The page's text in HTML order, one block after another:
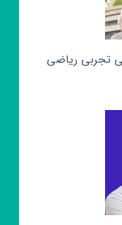
تجربی ریاضی